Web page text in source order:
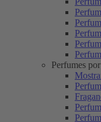
Perfumes